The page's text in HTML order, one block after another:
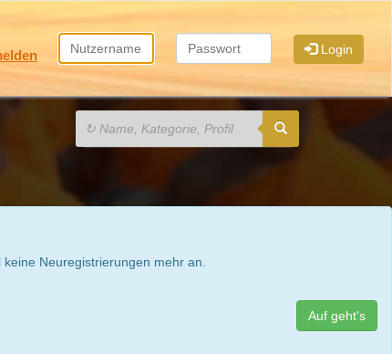
Login
Neuregistrierungen mehr an.
Auf geht's